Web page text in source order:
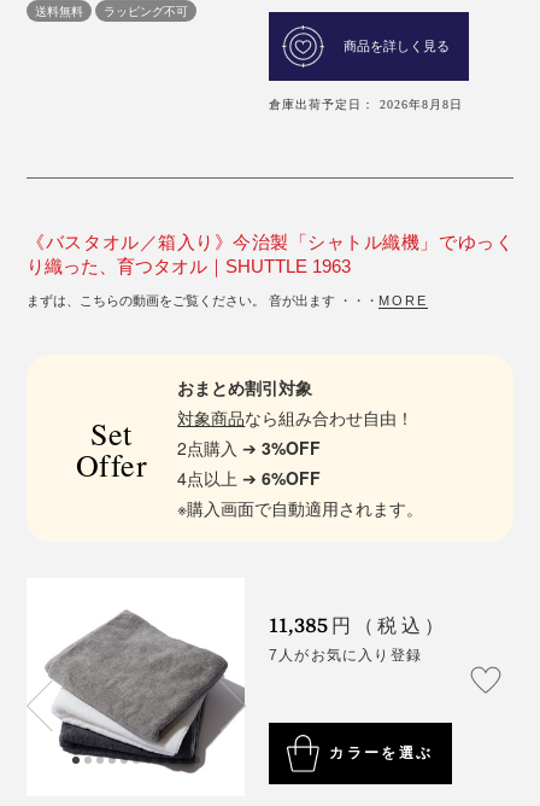
送料無料 ラッピング不可
商品を詳しく見る
倉庫出荷予定日： 2026年8月8日
《バスタオル／箱入り》今治製「シャトル織機」でゆっく
り織った、育つタオル｜SHUTTLE 1963
まずは、こちらの動画をご覧ください。 音が出ます ・・・ MORE
Set
Offer
おまとめ割引対象
対象商品なら組み合わせ自由！
2点購入 ➔3%OFF
4点以上 ➔6%OFF
※購入画面で自動適用されます。
11,385 円（税込）
7人がお気に入り登録
カラーを選ぶ